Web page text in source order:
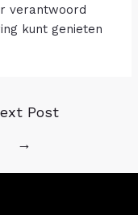
verantwoord
kunt genieten
Post
→